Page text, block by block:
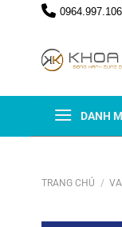
0964.997.106
DANH
TRANG CHỦ /